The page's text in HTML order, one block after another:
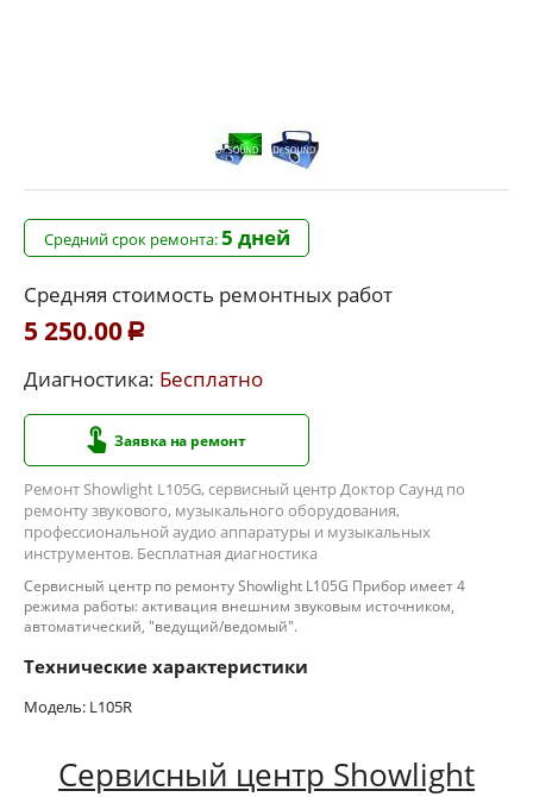
Средний срок ремонта:5 дней
Средняя стоимость ремонтных работ
5 250.00 Р
Диагностика: Бесплатно
Заявка на ремонт
Ремонт Showlight L105G, сервисный центр Доктор Саунд по
ремонту звукового, музыкального оборудования,
профессиональной аудио аппаратуры и музыкальных
инструментов. Бесплатная диагностика
Сервисный центр по ремонту Showlight L105G Прибор имеет 4
режима работы: активация внешним звуковым источником,
автоматический, "ведущий/ведомый".
Технические характеристики
Модель: L105R
Сервисный центр Showlight